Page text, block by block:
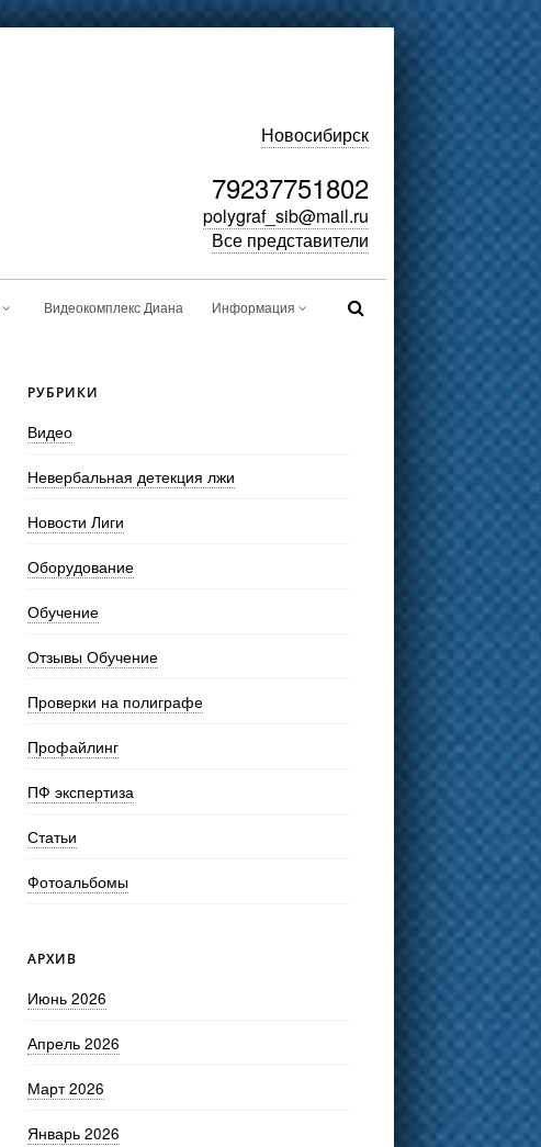
Новосибирск
79237751802
polygraf_sib@mail.ru
Все представители
Видеокомплекс Диана Информация
РУБРИКИ
Видео
Невербальная детекция лжи
Новости Лиги
Оборудование
Обучение
Отзывы Обучение
Проверки на полиграфе
Профайлинг
ПФ экспертиза
Статьи
Фотоальбомы
АРХИВ
Июнь 2026
Апрель 2026
Март 2026
Январь 2026